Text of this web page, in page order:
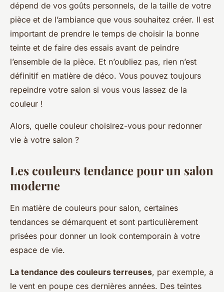
dépend de vos goûts personnels, de la taille de votre
pièce et de l’ambiance que vous souhaitez créer. Il est
important de prendre le temps de choisir la bonne
teinte et de faire des essais avant de peindre
l’ensemble de la pièce. Et n’oubliez pas, rien n’est
définitif en matière de déco. Vous pouvez toujours
repeindre votre salon si vous vous lassez de la
couleur !
Alors, quelle couleur choisirez-vous pour redonner
vie à votre salon ?
Les couleurs tendance pour un salon
moderne
En matière de couleurs pour salon, certaines
tendances se démarquent et sont particulièrement
prisées pour donner un look contemporain à votre
espace de vie.
La tendance des couleurs terreuses, par exemple, a
le vent en poupe ces dernières années. Des teintes